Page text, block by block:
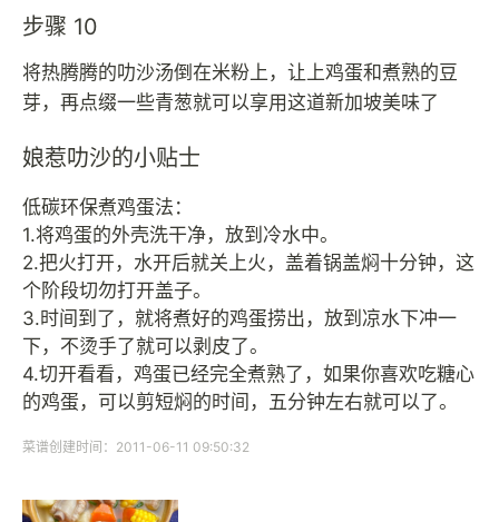
步骤 10
将热腾腾的叻沙汤倒在米粉上，让上鸡蛋和煮熟的豆
芽，再点缀一些青葱就可以享用这道新加坡美味了
娘惹叻沙的小贴士
低碳环保煮鸡蛋法：
1.将鸡蛋的外壳洗干净，放到冷水中。
2.把火打开，水开后就关上火，盖着锅盖焖十分钟，这
个阶段切勿打开盖子。
3.时间到了，就将煮好的鸡蛋捞出，放到凉水下冲一
下，不烫手了就可以剥皮了。
4.切开看看，鸡蛋已经完全煮熟了，如果你喜欢吃糖心
的鸡蛋，可以剪短焖的时间，五分钟左右就可以了。
菜谱创建时间：2011-06-11 09:50:32